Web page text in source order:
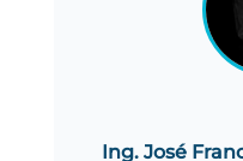
Ing. José